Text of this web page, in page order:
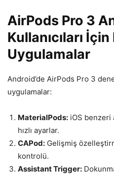
AirPods Pro 3
Kullanıcıları
Uygulamalar
Android’de AirPods Pro 3
uygulamalar:
MaterialPods: iOS benzeri
hızlı ayarlar.
CAPod: Gelişmiş
kontrolü.
Assistant Trigger: